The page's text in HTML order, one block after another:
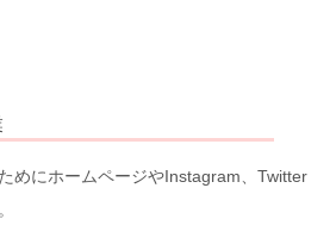
めにホームページやInstagram、Twitter